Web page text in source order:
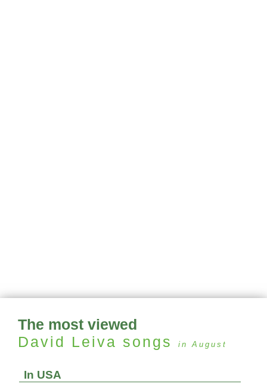
The most viewed
David Leiva songs in August
In USA